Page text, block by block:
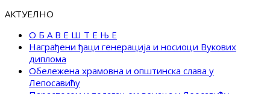
АКТУЕЛНО
О Б А В Е Ш Т Е Њ Е
Награђени ђаци генерација и носиоци Вукових
диплома
Обележена храмовна и општинска слава у
Лепосавићу